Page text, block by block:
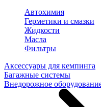
Автохимия
Герметики и смазки
Жидкости
Масла
Фильтры
Аксессуары для кемпинга
Багажные системы
Внедорожное